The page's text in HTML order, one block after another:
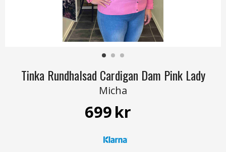
Tinka Rundhalsad Cardigan Dam Pink Lady
Micha
699kr